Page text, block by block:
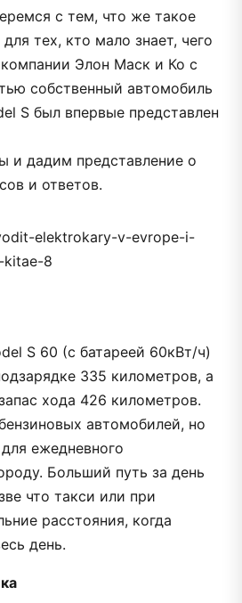
с тем, что же такое
тех, кто мало знает, чего
Элон Маск и Ко с
собственный автомобиль
S был впервые представлен
и дадим представление о
и ответов.
S 60 (с батареей 60кВт/ч)
335 километров, а
хода 426 километров.
автомобилей, но
ежедневного
Больший путь за день
что такси или при
расстояния, когда
день.